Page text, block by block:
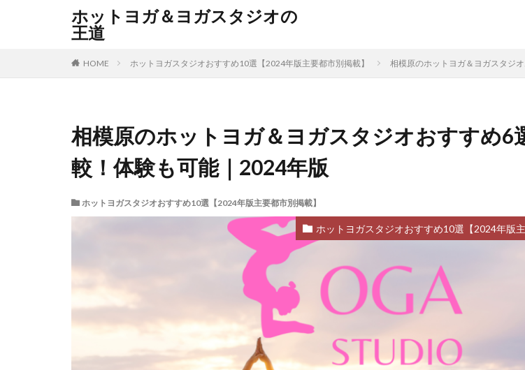
ホットヨガ＆ヨガスタジオの
王道
HOME ホットヨガスタジオおすすめ10選【2024年版主要都市別掲載】 相模原のホットヨガ＆ヨガスタジ
相模原のホットヨガ＆ヨガスタジオおすすめ6
較！体験も可能｜2024年版
ホットヨガスタジオおすすめ10選【2024年版主要都市別掲載】
ホットヨガスタジオおすすめ10選【2024年版主